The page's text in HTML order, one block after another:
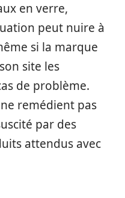
en verre,
peut nuire à
si la marque
site les
de problème.
remédient pas
par des
attendus avec